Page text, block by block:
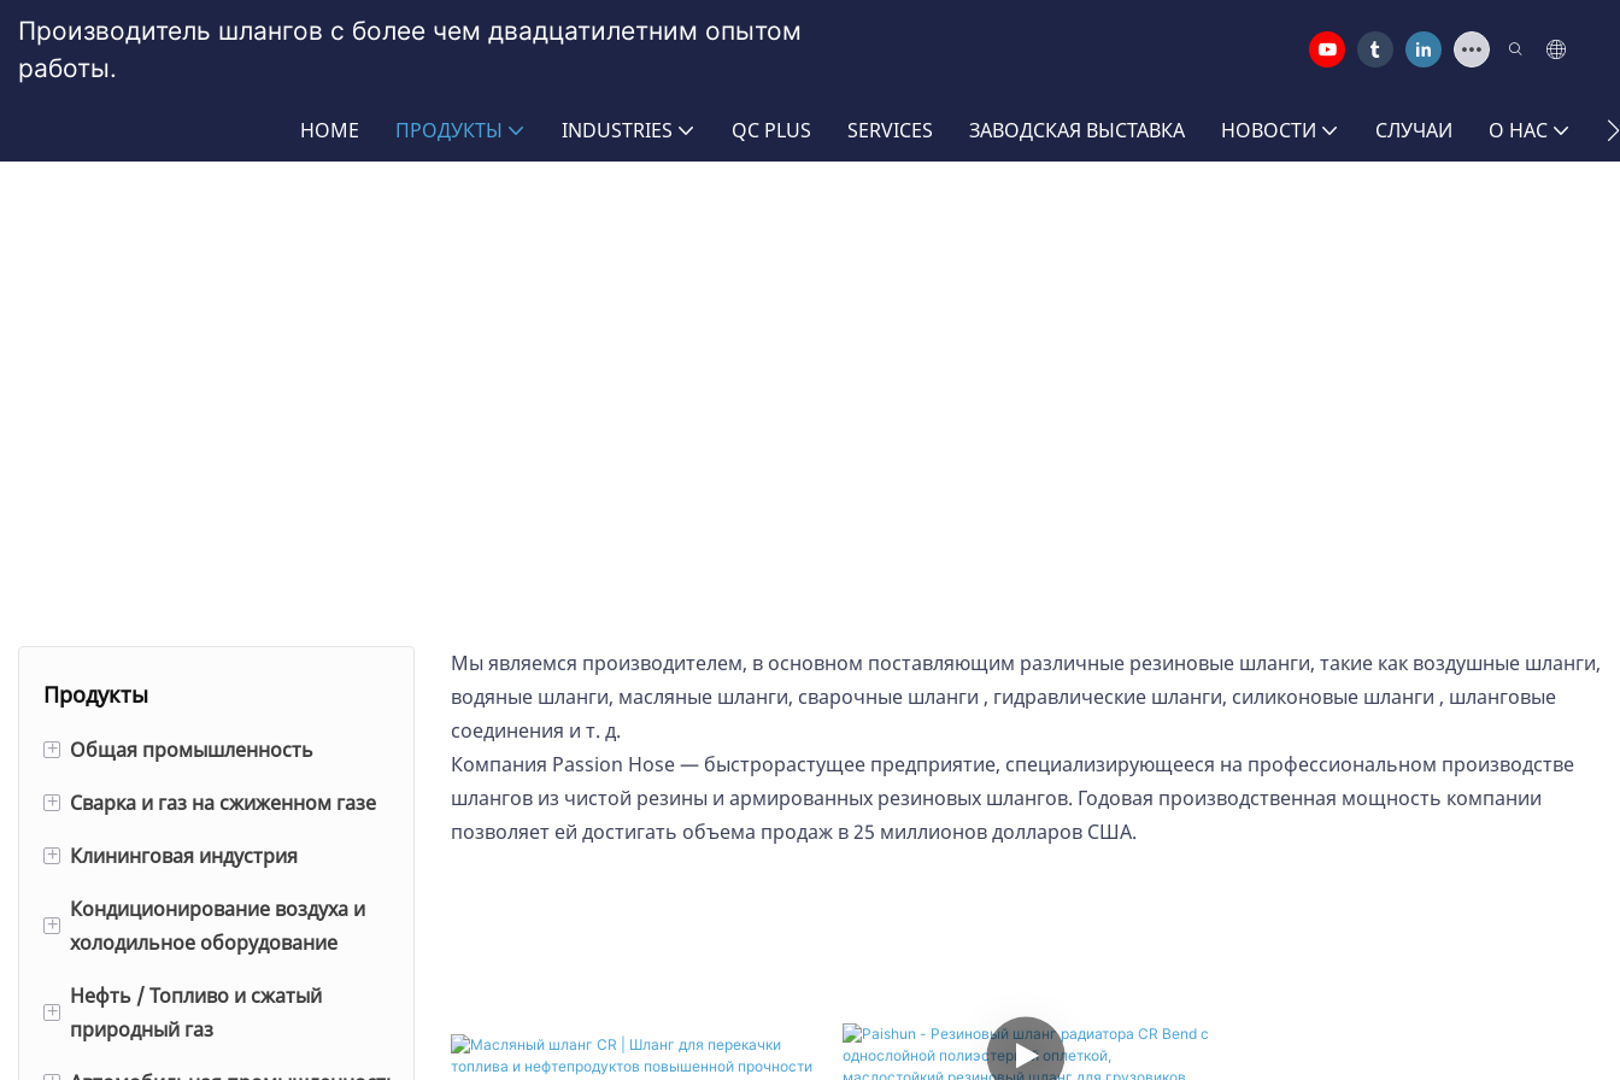
Производитель шлангов с более чем двадцатилетним опытом
работы.
HOME ПРОДУКТЫ INDUSTRIES QC PLUS SERVICES ЗАВОДСКАЯ ВЫСТАВКА НОВОСТИ СЛУЧАИ О НАС
Продукты
+
Общая промышленность
Резиновый воздушный шланг
Шланг большого диаметра (с
Резиновый воздушный шланг в
Шланг отбойного молотка
+
Сварка и газ на сжиженном газе
Кислородный/ацетиленовый
Сварочный двухшланговый
Сварочный двухшланговый
узел
+
Клининговая индустрия
Шланг для сухого льда
Шланг для мытья продуктов
Тонкий кожух для шланга
мойки высокого давления с
+
Кондиционирование воздуха и
холодильное оборудование
Шланг для заправки
хладагентом
+
Нефть / Топливо и сжатый
природный газ
Мы являемся производителем, в основном поставляющим различные резиновые шланги, такие как воздушные шланги,
водяные шланги, масляные шланги, сварочные шланги , гидравлические шланги, силиконовые шланги , шланговые
соединения и т. д.
Компания Passion Hose — быстрорастущее предприятие, специализирующееся на профессиональном производстве
шлангов из чистой резины и армированных резиновых шлангов. Годовая производственная мощность компании
позволяет ей достигать объема продаж в 25 миллионов долларов США.